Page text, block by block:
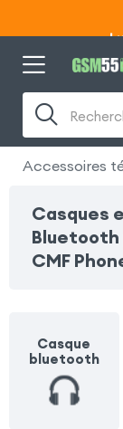
Accessoires
Casques
Bluetooth
CMF
Casque
bluetooth